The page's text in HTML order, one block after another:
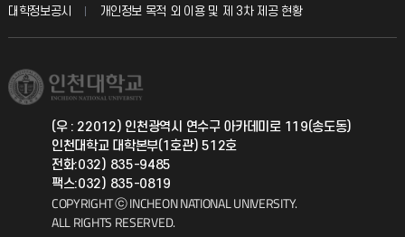
취업정보(학생)
학생서비스 지킴이
총동문회
교육혁신본부
국제지원과
공자아카데미
기초교육원
대학정보공시
개인정보 목적 외 이용 및 제 3차 제공 현황
(우 : 22012) 인천광역시 연수구 아카데미로 119(송도동)
인천대학교 대학본부(1호관) 512호
전화:032) 835-9485
팩스:032) 835-0819
COPYRIGHT ⓒ INCHEON NATIONAL UNIVERSITY.
ALL RIGHTS RESERVED.